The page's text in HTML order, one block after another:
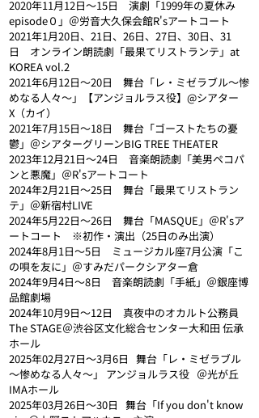
2020年11月12日～15日　演劇「1999年の夏休み
episode０」＠労音大久保会館R'sアートコート
2021年1月20日、21日、26日、27日、30日、31
日　オンライン朗読劇「最果てリストランテ」at
KOREA vol.2
2021年6月12日～20日　舞台「レ・ミゼラブル〜惨
めなる人々〜」【アンジョルラス役】@シアター
Χ（カイ）
2021年7月15日～18日　舞台「ゴーストたちの憂
鬱」＠シアターグリーンBIG TREE THEATER
2023年12月21日〜24日　音楽朗読劇「美男ペコパ
ンと悪魔」＠R'sアートコート
2024年2月21日〜25日　舞台「最果てリストラン
テ」＠新宿村LIVE
2024年5月22日～26日　舞台「MASQUE」＠R'sア
ートコート　※初作・演出（25日のみ出演）
2024年8月1日～5日　ミュージカル座7月公演「こ
の唄を友に」＠すみだパークシアター倉
2024年9月4日〜8日　音楽朗読劇「手紙」＠銀座博
品館劇場
2024年10月9日〜12日　真夜中のオカルト公務員
The STAGE＠渋谷区文化総合センター大和田 伝承
ホール
2025年02月27日～3月6日   舞台「レ・ミゼラブル
～惨めなる人々～」 アンジョルラス役   ＠光が丘
IMAホール
2025年03月26日～30日   舞台「If you don't know